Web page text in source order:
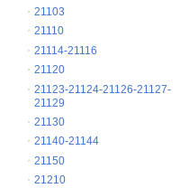
21103
21110
21114-21116
21120
21123-21124-21126-21127-
21129
21130
21140-21144
21150
21210